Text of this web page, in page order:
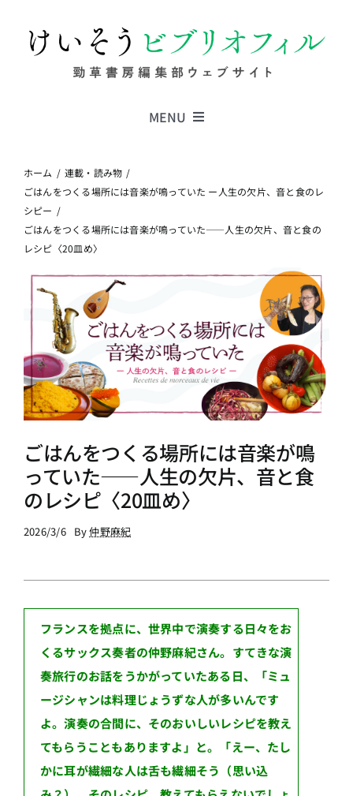
content
MENU
News
ホーム
連載・読み物
ごはんをつくる場所には音楽が鳴っていた ー人生の欠片、音と食のレ
シピー
ごはんをつくる場所には音楽が鳴っていた――人生の欠片、音と食の
レシピ〈20皿め〉
ごはんをつくる場所には音楽が鳴
っていた――人生の欠片、音と食
のレシピ〈20皿め〉
2026/3/6 By仲野麻紀
フランスを拠点に、世界中で演奏する日々をお
くるサックス奏者の仲野麻紀さん。すてきな演
奏旅行のお話をうかがっていたある日、「ミュ
ージシャンは料理じょうずな人が多いんです
よ。演奏の合間に、そのおいしいレシピを教え
てもらうこともありますよ」と。「えー、たし
かに耳が繊細な人は舌も繊細そう（思い込